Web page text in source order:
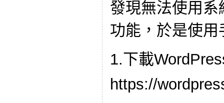
發現無法使用
功能，於是使用
1.下載
https://